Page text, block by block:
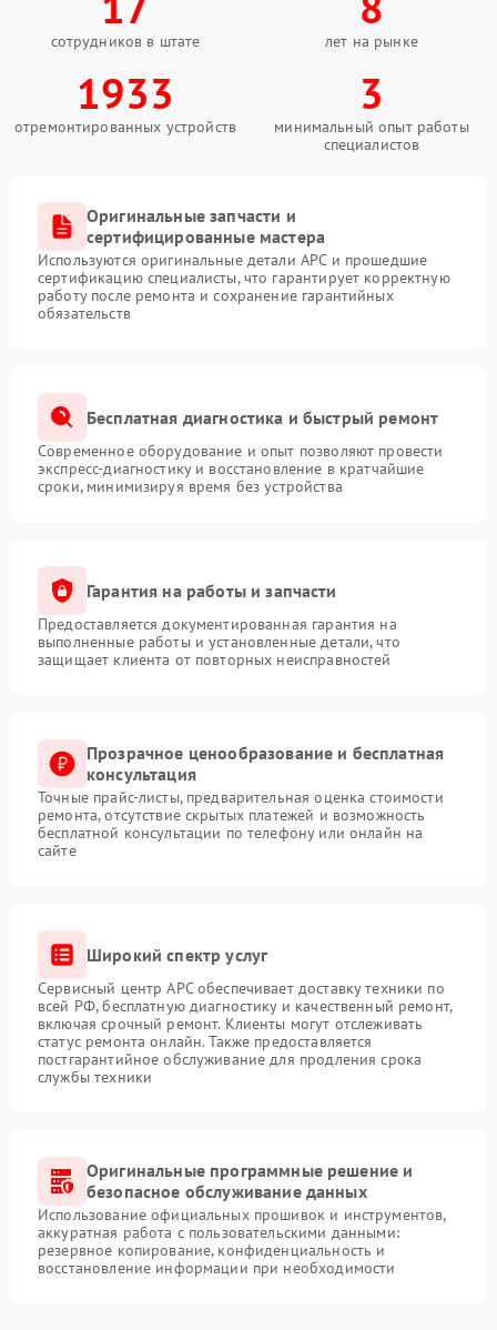
сотрудников в штате лет на рынке
1933
отремонтированных устройств
3
минимальный опыт работы
специалистов
Оригинальные запчасти и
сертифицированные мастера
Используются оригинальные детали APC и прошедшие
сертификацию специалисты, что гарантирует корректную
работу после ремонта и сохранение гарантийных
обязательств
Бесплатная диагностика и быстрый ремонт
Современное оборудование и опыт позволяют провести
экспресс-диагностику и восстановление в кратчайшие
сроки, минимизируя время без устройства
Гарантия на работы и запчасти
Предоставляется документированная гарантия на
выполненные работы и установленные детали, что
защищает клиента от повторных неисправностей
Прозрачное ценообразование и бесплатная
консультация
Точные прайс-листы, предварительная оценка стоимости
ремонта, отсутствие скрытых платежей и возможность
бесплатной консультации по телефону или онлайн на
сайте
Широкий спектр услуг
Сервисный центр APC обеспечивает доставку техники по
всей РФ, бесплатную диагностику и качественный ремонт,
включая срочный ремонт. Клиенты могут отслеживать
статус ремонта онлайн. Также предоставляется
постгарантийное обслуживание для продления срока
службы техники
Оригинальные программные решение и
безопасное обслуживание данных
Использование официальных прошивок и инструментов,
аккуратная работа с пользовательскими данными:
резервное копирование, конфиденциальность и
восстановление информации при необходимости